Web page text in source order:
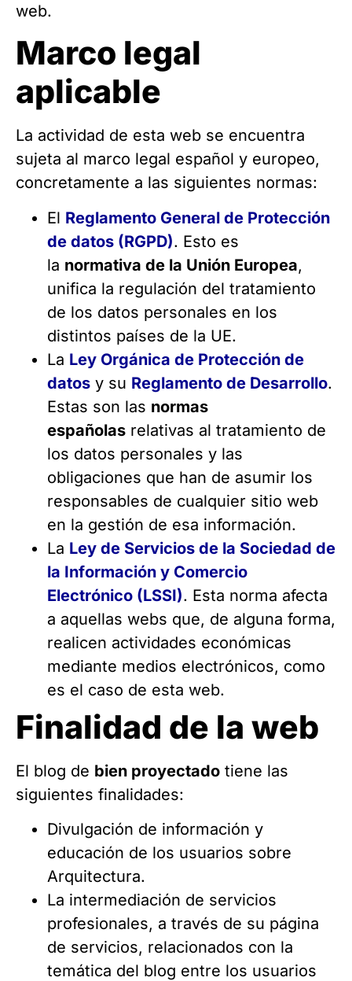
web.
Marco legal
aplicable
La actividad de esta web se encuentra
sujeta al marco legal español y europeo,
concretamente a las siguientes normas:
El Reglamento General de Protección
de datos (RGPD). Esto es
la normativa de la Unión Europea,
unifica la regulación del tratamiento
de los datos personales en los
distintos países de la UE.
La Ley Orgánica de Protección de
datos y su Reglamento de Desarrollo.
Estas son las normas
españolas relativas al tratamiento de
los datos personales y las
obligaciones que han de asumir los
responsables de cualquier sitio web
en la gestión de esa información.
La Ley de Servicios de la Sociedad de
la Información y Comercio
Electrónico (LSSI). Esta norma afecta
a aquellas webs que, de alguna forma,
realicen actividades económicas
mediante medios electrónicos, como
es el caso de esta web.
Finalidad de la web
El blog de bien proyectado tiene las
siguientes finalidades:
Divulgación de información y
educación de los usuarios sobre
Arquitectura.
La intermediación de servicios
profesionales, a través de su página
de servicios, relacionados con la
temática del blog entre los usuarios